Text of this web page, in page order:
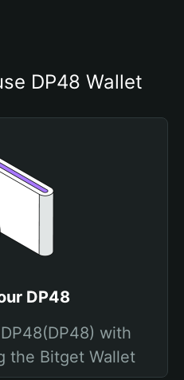
DP48 Wallet
DP48
with
the Bitget Wallet